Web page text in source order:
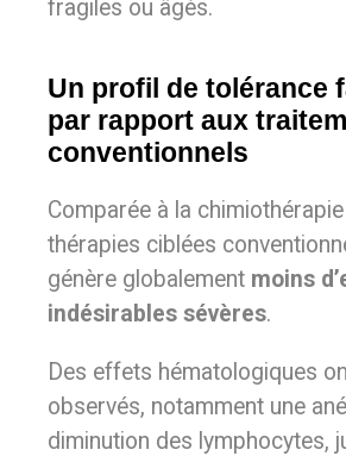
fragiles ou âgés.
Un profil de tolérance
par rapport aux
conventionnels
Comparée à la
thérapies ciblées
génère globalement moins
indésirables sévères.
Des effets hématologiques
observés, notamment une
diminution des lymphocytes,